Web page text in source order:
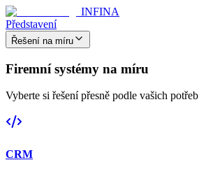
INFINA
Představení
Řešení na míru
Firemní systémy na míru
Vyberte si řešení přesně podle vašich potřeb
CRM